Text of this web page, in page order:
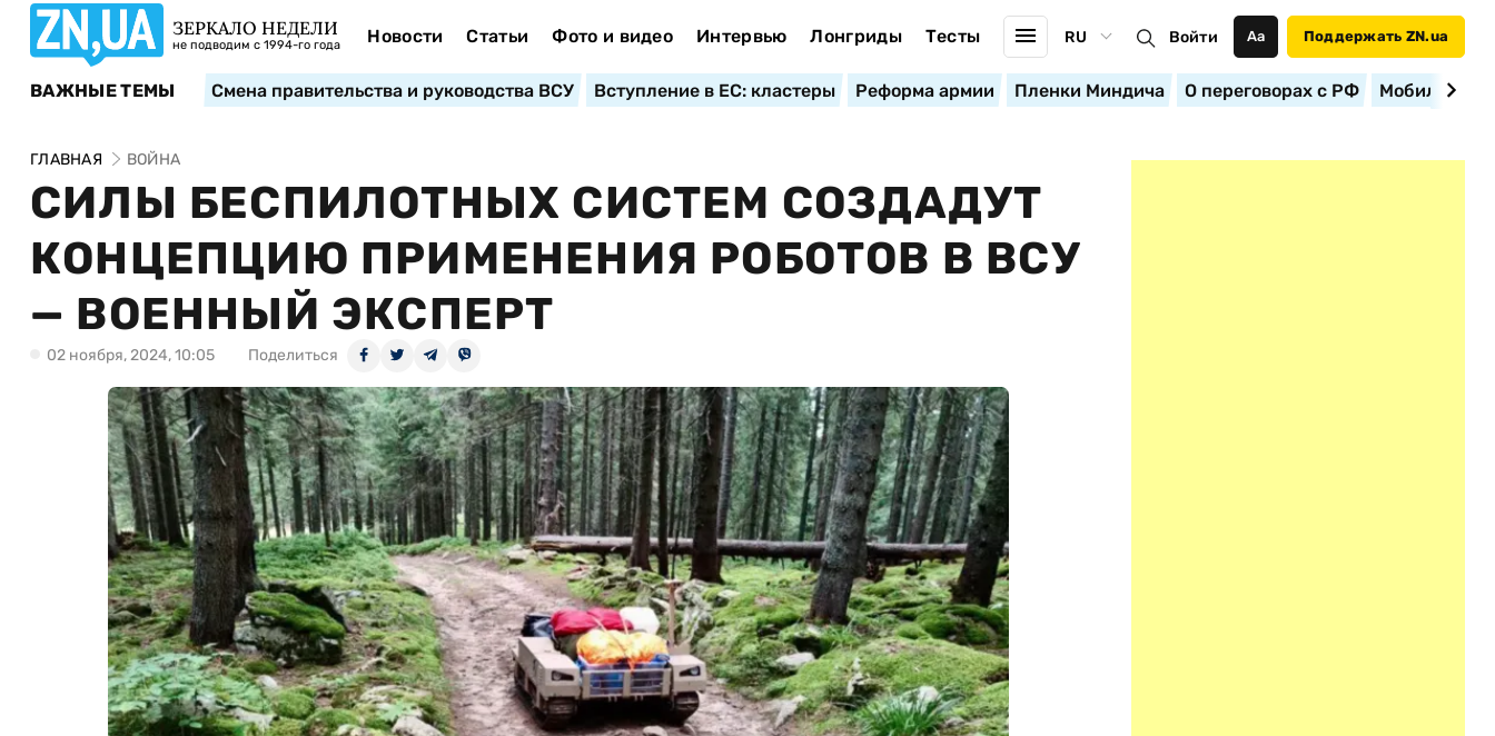
ЗЕРКАЛО НЕДЕЛИ
не подводим с 1994-го года Новости Статьи Фото и видео Интервью Лонгриды Тесты RU Войти Аа Поддержать ZN.ua
ВАЖНЫЕ ТЕМЫ Смена правительства и руководства ВСУ Вступление в ЕС: кластеры Реформа армии Пленки Миндича О переговорах с РФ
ГЛАВНАЯ ВОЙНА
СИЛЫ БЕСПИЛОТНЫХ СИСТЕМ СОЗДАДУТ
КОНЦЕПЦИЮ ПРИМЕНЕНИЯ РОБОТОВ В ВСУ
— ВОЕННЫЙ ЭКСПЕРТ
02 ноября, 2024, 10:05 Поделиться